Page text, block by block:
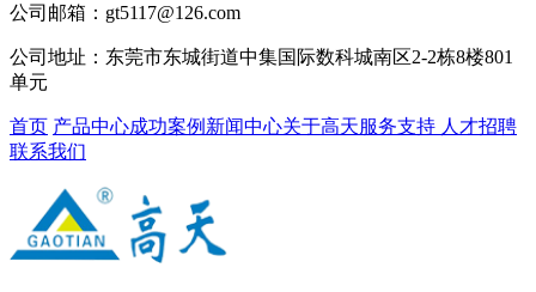
公司邮箱： gt5117@126.com
公司地址： 东莞市东城街道中集国际数科城南区2-2栋8楼801
单元
首页 产品中心成功案例 新闻中心关于高天服务支持 人才招聘
联系我们